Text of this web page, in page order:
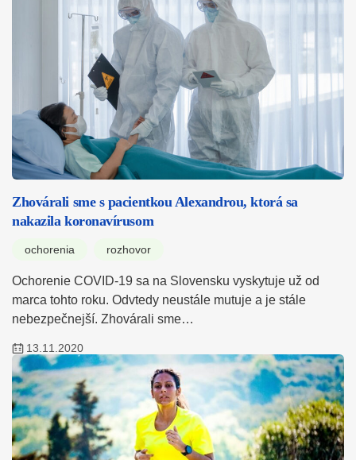
Zhovárali sme s pacientkou Alexandrou, ktorá sa
nakazila koronavírusom
ochorenia rozhovor
Ochorenie COVID-19 sa na Slovensku vyskytuje už od
marca tohto roku. Odvtedy neustále mutuje a je stále
nebezpečnejší. Zhovárali sme…
13.11.2020